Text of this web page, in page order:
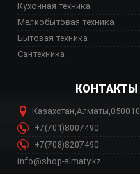
Кухонная техника
Мелкобытовая техника
Бытовая техника
Сантехника
КОНТАКТЫ
Казахстан,Алматы,050010
+7(701)8007490
+7(708)8207490
info@shop-almaty.kz